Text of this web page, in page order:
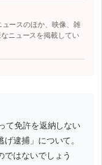
ースのほか、映像、雑
ニュースを掲載してい
て免許を返納しない
逮捕」について。
ではないでしょう